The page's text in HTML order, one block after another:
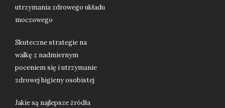
utrzymania zdrowego układu
moczowego
Skuteczne strategie na
walkę z nadmiernym
poceniem się i utrzymanie
zdrowej higieny osobistej
Jakie są najlepsze źródła